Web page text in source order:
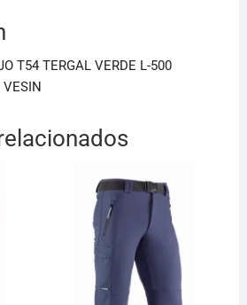
T54 TERGAL VERDE L-500
VESIN